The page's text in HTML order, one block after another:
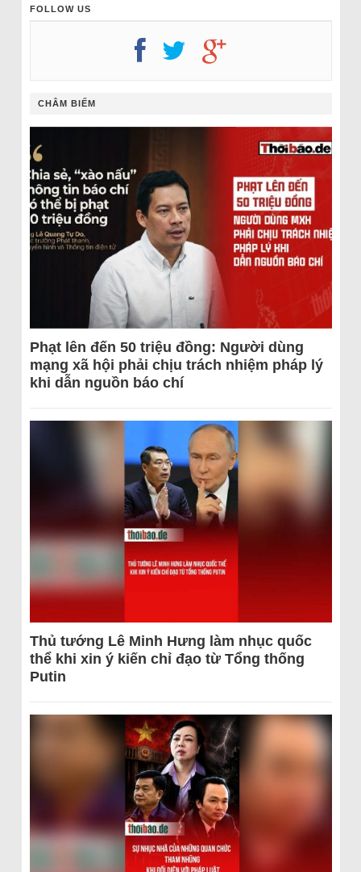
FOLLOW US
CHÂM BIẾM
Phạt lên đến 50 triệu đồng: Người dùng
mạng xã hội phải chịu trách nhiệm pháp lý
khi dẫn nguồn báo chí
Thủ tướng Lê Minh Hưng làm nhục quốc
thể khi xin ý kiến chỉ đạo từ Tổng thống
Putin